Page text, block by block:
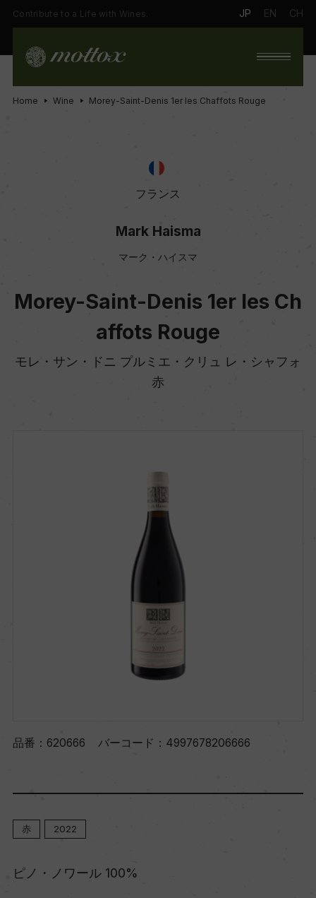
Contribute to a Life with Wines. JP EN CH
Home Wine Morey-Saint-Denis 1er les Chaffots Rouge
フランス
Mark Haisma
マーク・ハイスマ
Morey-Saint-Denis 1er les Ch
affots Rouge
モレ・サン・ドニ プルミエ・クリュ レ・シャフォ
赤
品番： 620666 バーコード： 4997678206666
赤 2022
ピノ・ノワール 100%